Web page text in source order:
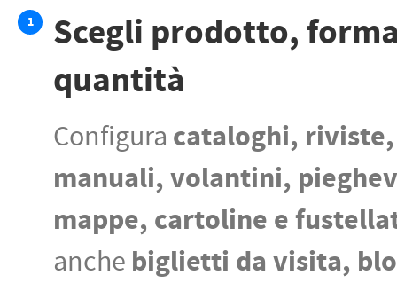
1
Scegli prodotto,
quantità
Configura cataloghi,
manuali, volantini,
mappe, cartoline e
anche biglietti da visita,